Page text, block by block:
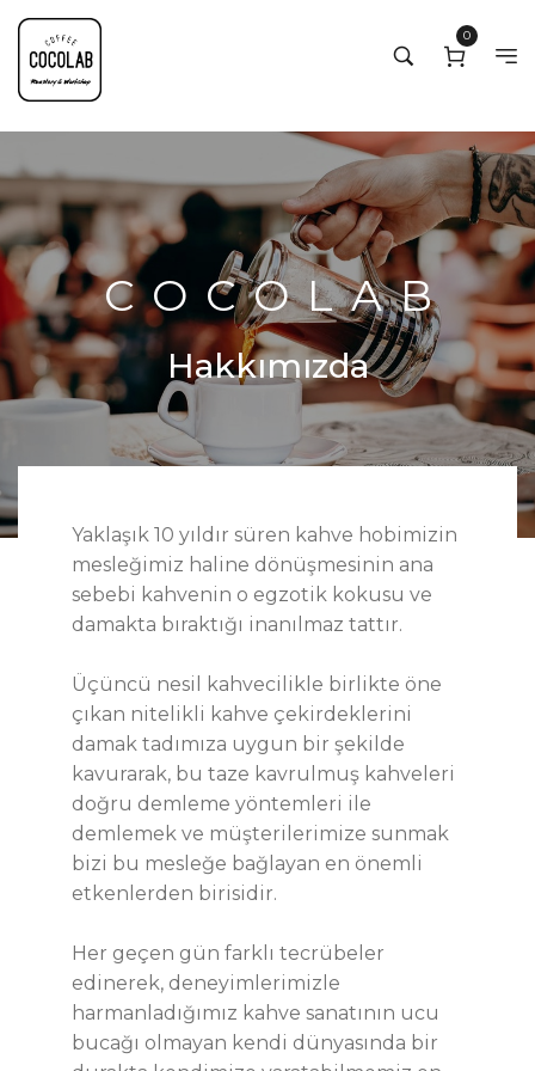
0
COCOLAB
Hakkımızda
Yaklaşık 10 yıldır süren kahve hobimizin
mesleğimiz haline dönüşmesinin ana
sebebi kahvenin o egzotik kokusu ve
damakta bıraktığı inanılmaz tattır.
Üçüncü nesil kahvecilikle birlikte öne
çıkan nitelikli kahve çekirdeklerini
damak tadımıza uygun bir şekilde
kavurarak, bu taze kavrulmuş kahveleri
doğru demleme yöntemleri ile
demlemek ve müşterilerimize sunmak
bizi bu mesleğe bağlayan en önemli
etkenlerden birisidir.
Her geçen gün farklı tecrübeler
edinerek, deneyimlerimizle
harmanladığımız kahve sanatının ucu
bucağı olmayan kendi dünyasında bir